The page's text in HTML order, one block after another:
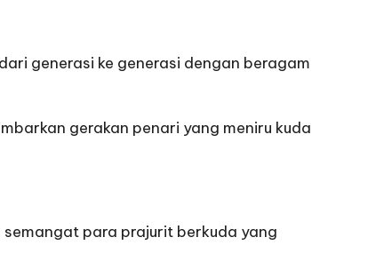
generasi ke generasi dengan beragam
gerakan penari yang meniru kuda
para prajurit berkuda yang